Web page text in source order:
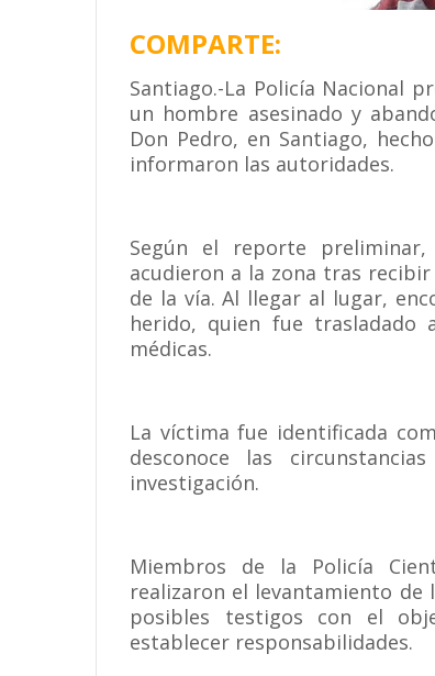
COMPARTE:
Santiago.-La Policía Nacional
un hombre asesinado y
Don Pedro, en Santiago,
informaron las autoridades.
Según el reporte
acudieron a la zona tras
de la vía. Al llegar al lugar,
herido, quien fue trasladado
médicas.
La víctima fue identificada
desconoce las
investigación.
Miembros de la Policía
realizaron el levantamiento de
posibles testigos con el
establecer responsabilidades.